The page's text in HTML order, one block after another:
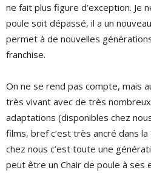
ne fait plus figure d’exception. Je
poule soit dépassé, il a un
permet à de nouvelles
franchise.
On ne se rend pas compte, mais
très vivant avec de très
adaptations (disponibles chez
films, bref c’est très ancré dans
chez nous c’est toute une
peut être un Chair de poule à ses